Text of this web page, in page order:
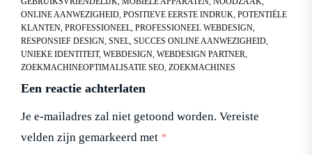
ONLINE AANWEZIGHEID, POSITIEVE EERSTE INDRUK, POTENTIËLE
KLANTEN, PROFESSIONEEL, PROFESSIONEEL WEBDESIGN,
RESPONSIEF DESIGN, SNEL, SUCCES ONLINE AANWEZIGHEID,
UNIEKE IDENTITEIT, WEBDESIGN, WEBDESIGN PARTNER,
ZOEKMACHINEOPTIMALISATIE SEO, ZOEKMACHINES
Een reactie achterlaten
Je e-mailadres zal niet getoond worden. Vereiste
velden zijn gemarkeerd met *